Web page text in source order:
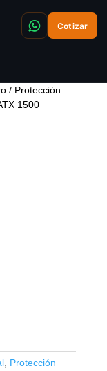
Cotizar
/ Protección
1500
, Protección